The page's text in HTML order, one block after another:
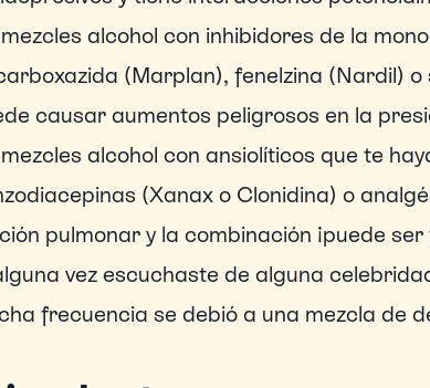
alcohol con inhibidores de la
(Marplan), fenelzina (Nardil) o
causar aumentos peligrosos en la
alcohol con ansiolíticos que te
(Xanax o Clonidina) o
pulmonar y la combinación ¡puede
vez escuchaste de alguna
frecuencia se debió a una mezcla de